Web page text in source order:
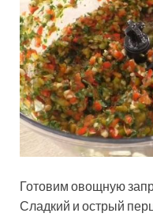
Готовим овощную
Сладкий и острый